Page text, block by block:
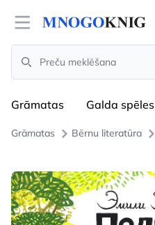
Open menu
Search
Grāmatas Galda spēles
Grāmatas Bērnu literatūra